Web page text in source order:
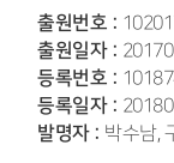
출원번호 :
출원일자 :
등록번호 :
등록일자 :
발명자 : 박수남,